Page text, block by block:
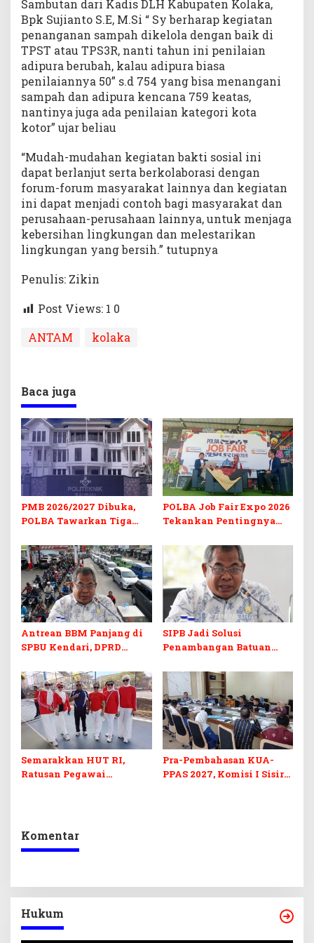
Sambutan dari Kadis DLH Kabupaten Kolaka,
Bpk Sujianto S.E, M.Si “ Sy berharap kegiatan
penanganan sampah dikelola dengan baik di
TPST atau TPS3R, nanti tahun ini penilaian
adipura berubah, kalau adipura biasa
penilaiannya 50” s.d 754 yang bisa menangani
sampah dan adipura kencana 759 keatas,
nantinya juga ada penilaian kategori kota
kotor” ujar beliau
“Mudah-mudahan kegiatan bakti sosial ini
dapat berlanjut serta berkolaborasi dengan
forum-forum masyarakat lainnya dan kegiatan
ini dapat menjadi contoh bagi masyarakat dan
perusahaan-perusahaan lainnya, untuk menjaga
kebersihan lingkungan dan melestarikan
lingkungan yang bersih.” tutupnya
Penulis: Zikin
Post Views: 1 0
ANTAM
kolaka
Baca juga
PMB 2026/2027 Dibuka,
POLBA Tawarkan Tiga
Kuliah Gratis
POLBA Job Fair Expo 2026
Tekankan Pentingnya
Digital
Antrean BBM Panjang di
SPBU Kendari, DPRD
Barcode Curang
SIPB Jadi Solusi
Penambangan Batuan
di Sultra
Semarakkan HUT RI,
Ratusan Pegawai
Pra-Pembahasan KUA-
PPAS 2027, Komisi I Sisir
Komentar
Hukum